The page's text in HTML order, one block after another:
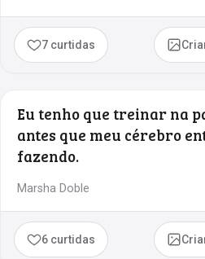
7 curtidas
Eu tenho que treinar na
antes que meu cérebro
fazendo.
Marsha Doble
6 curtidas